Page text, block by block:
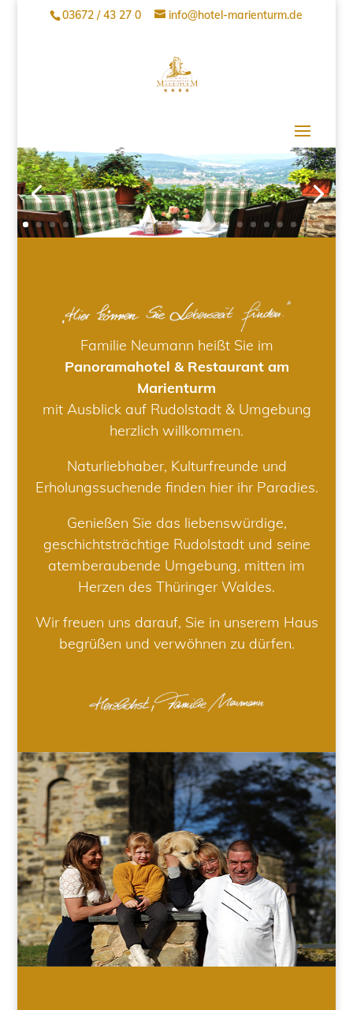
03672 / 43 27 0 info@hotel-marienturm.de
Familie Neumann heißt Sie im
Panoramahotel & Restaurant am
Marienturm
mit Ausblick auf Rudolstadt & Umgebung
herzlich willkommen.
Naturliebhaber, Kulturfreunde und
Erholungssuchende finden hier ihr Paradies.
Genießen Sie das liebenswürdige,
geschichtsträchtige Rudolstadt und seine
atemberaubende Umgebung, mitten im
Herzen des Thüringer Waldes.
Wir freuen uns darauf, Sie in unserem Haus
begrüßen und verwöhnen zu dürfen.